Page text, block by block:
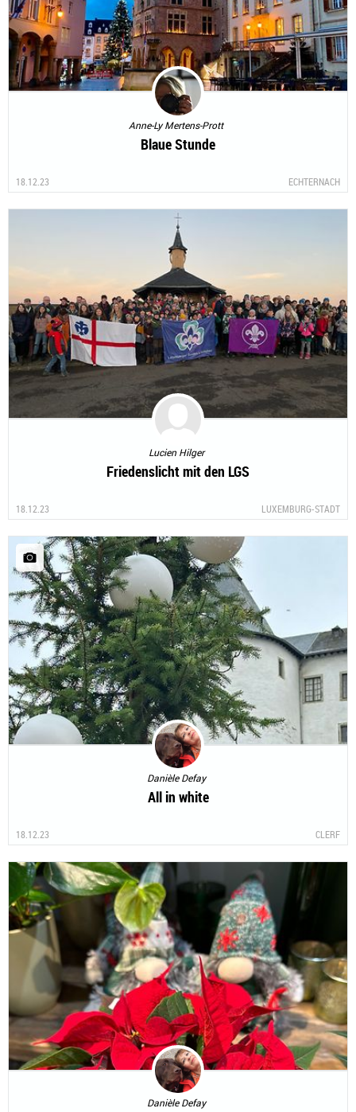
Anne-Ly Mertens-Prott
Blaue Stunde
18.12.23 ECHTERNACH
Lucien Hilger
Friedenslicht mit den LGS
18.12.23 LUXEMBURG-STADT
Danièle Defay
All in white
18.12.23 CLERF
Danièle Defay